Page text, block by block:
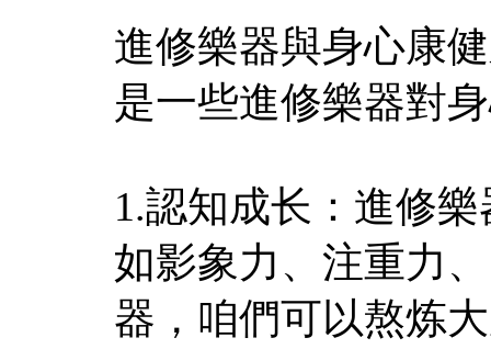
進修樂器與身心康
是一些進修樂器對
1.認知成长：進修
如影象力、注重力
器，咱們可以熬炼